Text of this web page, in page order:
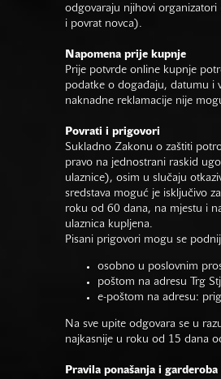
odgovaraju njihovi
i povrat novca).
Napomena prije kupnje
Prije potvrde online kupnje
podatke o događaju, datumu i
naknadne reklamacije nije
Povrati i prigovori
Sukladno Zakonu o zaštiti
pravo na jednostrani raskid
ulaznice), osim u slučaju
sredstava moguć je isključivo
roku od 60 dana, na mjestu i
ulaznica kupljena.
Pisani prigovori mogu se
osobno u poslovnim
poštom na adresu Trg
e-poštom na adresu:
Na sve upite odgovara se u
najkasnije u roku od 15 dana
Pravila ponašanja i garderoba